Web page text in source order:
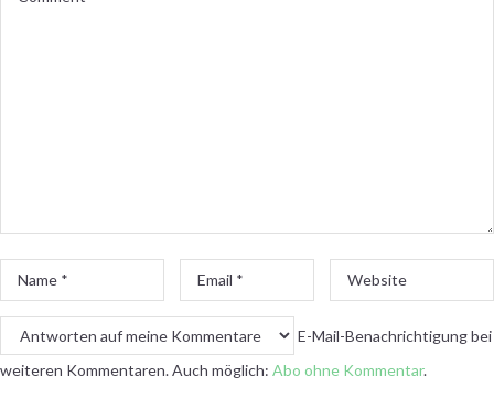
Name
*
Email
*
Website
E-Mail-Benachrichtigung bei
weiteren Kommentaren. Auch möglich: Abo ohne Kommentar.